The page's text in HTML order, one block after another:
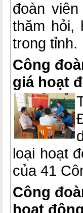
đoàn
thăm hỏi,
trong tỉnh.
Công
giá hoạt
loại hoạt
của 41
Công
hoạt